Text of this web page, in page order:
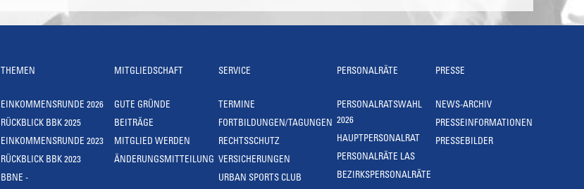
THEMEN
EINKOMMENSRUNDE 2026
RÜCKBLICK BBK 2025
EINKOMMENSRUNDE 2023
RÜCKBLICK BBK 2023
BBNE -
MITGLIEDSCHAFT
GUTE GRÜNDE
BEITRÄGE
MITGLIED WERDEN
ÄNDERUNGSMITTEILUNG
SERVICE
TERMINE
FORTBILDUNGEN/TAGUNGEN
RECHTSSCHUTZ
VERSICHERUNGEN
URBAN SPORTS CLUB
PERSONALRÄTE
PERSONALRATSWAHL
2026
HAUPTPERSONALRAT
PERSONALRÄTE LAS
BEZIRKSPERSONALRÄTE
PRESSE
NEWS-ARCHIV
PRESSEINFORMATIONEN
PRESSEBILDER